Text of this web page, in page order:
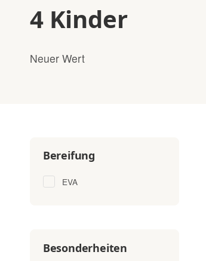
4 Kinder
Neuer Wert
Bereifung
EVA
Besonderheiten